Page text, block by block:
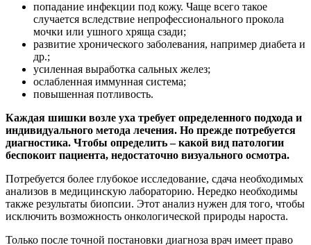
попадание инфекции под кожу. Чаще всего такое
случается вследствие непрофессионального прокола
мочки или ушного хряща сзади;
развитие хронического заболевания, например диабета и
др.;
усиленная выработка сальных желез;
ослабленная иммунная система;
повышенная потливость.
Каждая шишки возле уха требует определенного подхода и
индивидуального метода лечения. Но прежде потребуется
диагностика. Чтобы определить – какой вид патологии
беспокоит пациента, недостаточно визуального осмотра.
Потребуется более глубокое исследование, сдача необходимых
анализов в медицинскую лабораторию. Нередко необходимы
также результаты биопсии. Этот анализ нужен для того, чтобы
исключить возможность онкологической природы нароста.
Только после точной постановки диагноза врач имеет право